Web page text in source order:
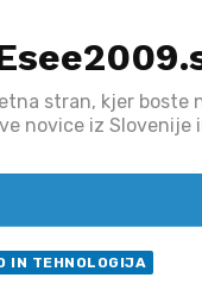
stran, kjer boste
novice iz Slovenije
IN TEHNOLOGIJA